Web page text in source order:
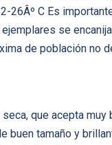
26Âº C Es
se
de población no
que acepta muy
buen tamaño y